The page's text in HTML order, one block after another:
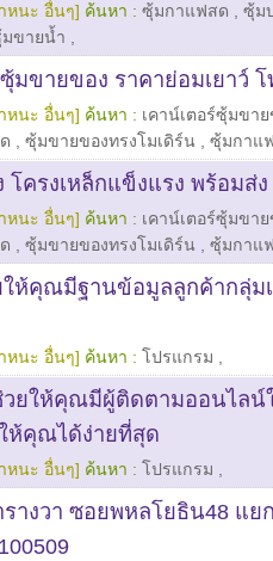
หนะ อื่นๆ] ค้นหา : ซุ้มกาแฟสด
ซุ้ม
ขายน้ำ
ขายของ ราคาย่อมเยาว์ โ
หนะ อื่นๆ] ค้นหา : เคาน์เตอร์ซุ้มขา
ซุ้มขายของทรงโมเดิร์น ซุ้มกาแ
ครงเหล็กแข็งแรง พร้อมส่
หนะ อื่นๆ] ค้นหา : เคาน์เตอร์ซุ้มขา
ซุ้มขายของทรงโมเดิร์น ซุ้มกาแ
ห้คุณมีฐานข้อมูลลูกค้ากลุ่ม
หนะ อื่นๆ] ค้นหา : โปรแกรม
ยให้คุณมีผู้ติดตามออนไลน์
ห้คุณได้ง่ายที่สุด
หนะ อื่นๆ] ค้นหา : โปรแกรม
างวา ซอยพหลโยธิน48 แย